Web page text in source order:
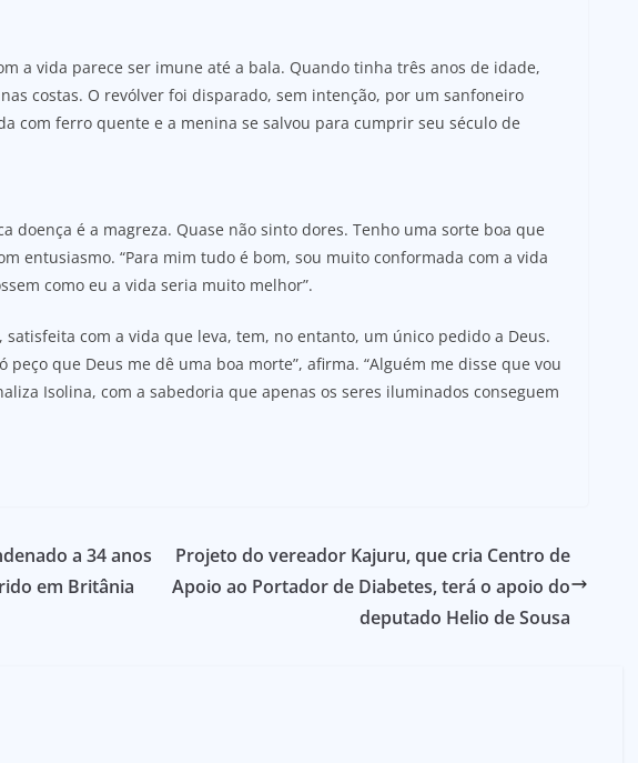
a vida parece ser imune até a bala. Quando tinha três anos de idade,
costas. O revólver foi disparado, sem intenção, por um sanfoneiro
com ferro quente e a menina se salvou para cumprir seu século de
doença é a magreza. Quase não sinto dores. Tenho uma sorte boa que
entusiasmo. “Para mim tudo é bom, sou muito conformada com a vida
como eu a vida seria muito melhor”.
satisfeita com a vida que leva, tem, no entanto, um único pedido a Deus.
peço que Deus me dê uma boa morte”, afirma. “Alguém me disse que vou
Isolina, com a sabedoria que apenas os seres iluminados conseguem
a 34 anos
em Britânia
Projeto do vereador Kajuru, que cria Centro de
Apoio ao Portador de Diabetes, terá o apoio do
deputado Helio de Sousa